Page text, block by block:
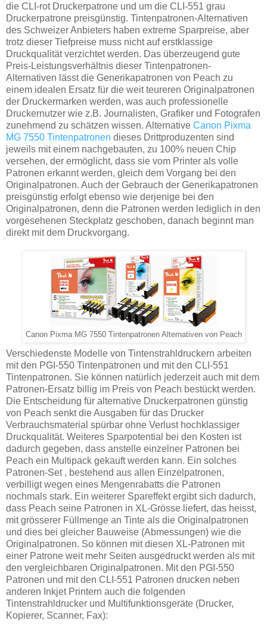
die CLI-rot Druckerpatrone und um die CLI-551 grau
Druckerpatrone preisgünstig. Tintenpatronen-Alternativen
des Schweizer Anbieters haben extreme Sparpreise, aber
trotz dieser Tiefpreise muss nicht auf erstklassige
Druckqualität verzichtet werden. Das überzeugend gute
Preis-Leistungsverhältnis dieser Tintenpatronen-
Alternativen lässt die Generikapatronen von Peach zu
einem idealen Ersatz für die weit teureren Originalpatronen
der Druckermarken werden, was auch professionelle
Druckernutzer wie z.B. Journalisten, Grafiker und Fotografen
zunehmend zu schätzen wissen. Alternative Canon Pixma
MG 7550 Tintenpatronen dieses Drittproduzenten sind
jeweils mit einem nachgebauten, zu 100% neuen Chip
versehen, der ermöglicht, dass sie vom Printer als volle
Patronen erkannt werden, gleich dem Vorgang bei den
Originalpatronen. Auch der Gebrauch der Generikapatronen
preisgünstig erfolgt ebenso wie derjenige bei den
Originalpatronen, denn die Patronen werden lediglich in den
vorgesehenen Steckplatz geschoben, danach beginnt man
direkt mit dem Druckvorgang.
Canon Pixma MG 7550 Tintenpatronen Alternativen von Peach
Verschiedenste Modelle von Tintenstrahldruckern arbeiten
mit den PGI-550 Tintenpatronen und mit den CLI-551
Tintenpatronen. Sie können natürlich jederzeit auch mit dem
Patronen-Ersatz billig im Preis von Peach bestückt werden.
Die Entscheidung für alternative Druckerpatronen günstig
von Peach senkt die Ausgaben für das Drucker
Verbrauchsmaterial spürbar ohne Verlust hochklassiger
Druckqualität. Weiteres Sparpotential bei den Kosten ist
dadurch gegeben, dass anstelle einzelner Patronen bei
Peach ein Multipack gekauft werden kann. Ein solches
Patronen-Set , bestehend aus allen Einzelpatronen,
verbilligt wegen eines Mengenrabatts die Patronen
nochmals stark. Ein weiterer Spareffekt ergibt sich dadurch,
dass Peach seine Patronen in XL-Grösse liefert, das heisst,
mit grösserer Füllmenge an Tinte als die Originalpatronen
und dies bei gleicher Bauweise (Abmessungen) wie die
Originalpatronen. So können mit diesen XL-Patronen mit
einer Patrone weit mehr Seiten ausgedruckt werden als mit
den vergleichbaren Originalpatronen. Mit den PGI-550
Patronen und mit den CLI-551 Patronen drucken neben
anderen Inkjet Printern auch die folgenden
Tintenstrahldrucker und Multifunktionsgeräte (Drucker,
Kopierer, Scanner, Fax):